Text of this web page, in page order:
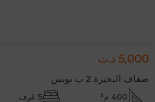
5,000 د.ت
ضفاف البحيرة 2 ب تونس
400 م² 5 غرف